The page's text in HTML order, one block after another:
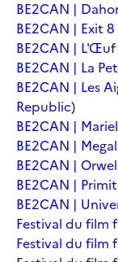
BE2CAN |
BE2CAN | Exit 8
BE2CAN | L'Œuf
BE2CAN | La
BE2CAN | Les
Republic)
BE2CAN |
BE2CAN |
BE2CAN |
BE2CAN |
BE2CAN |
Festival du film
Festival du film